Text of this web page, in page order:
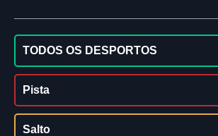
TODOS OS DESPORTOS
Pista
Salto